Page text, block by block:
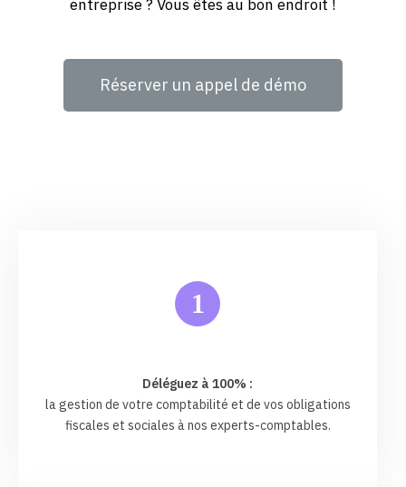
entreprise ? Vous êtes au bon endroit !
Réserver un appel de démo
1
Déléguez à 100% :
la gestion de votre comptabilité et de vos obligations
fiscales et sociales à nos experts-comptables.